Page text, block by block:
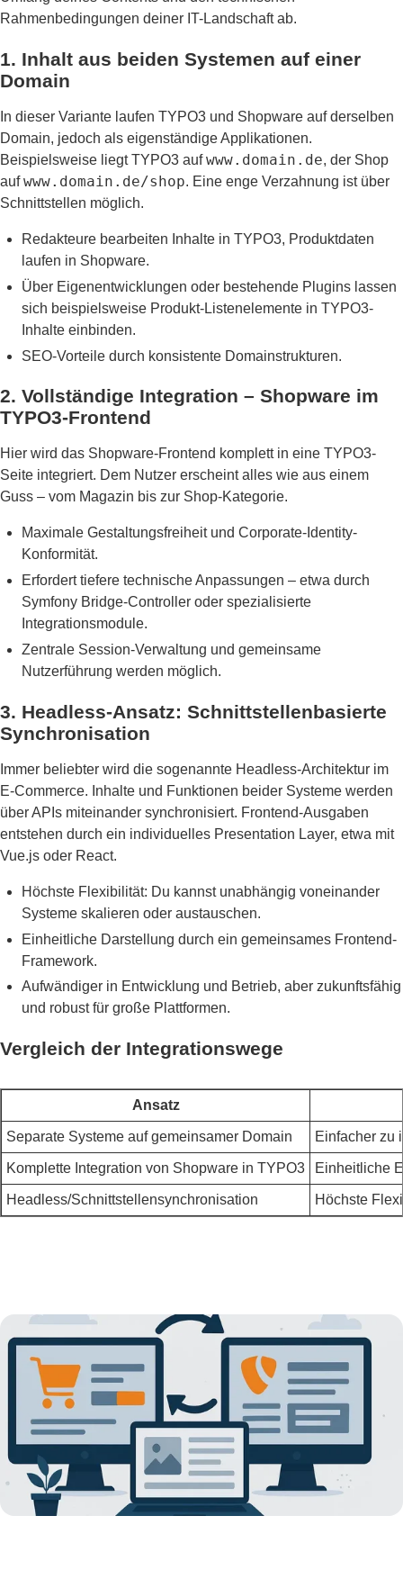
Rahmenbedingungen deiner IT-Landschaft ab.
1. Inhalt aus beiden Systemen auf einer
Domain
In dieser Variante laufen TYPO3 und Shopware auf derselben
Domain, jedoch als eigenständige Applikationen.
Beispielsweise liegt TYPO3 aufwww.domain.de, der Shop
aufwww.domain.de/shop. Eine enge Verzahnung ist über
Schnittstellen möglich.
Redakteure bearbeiten Inhalte in TYPO3, Produktdaten
laufen in Shopware.
Über Eigenentwicklungen oder bestehende Plugins lassen
sich beispielsweise Produkt-Listenelemente in TYPO3-
Inhalte einbinden.
SEO-Vorteile durch konsistente Domainstrukturen.
2. Vollständige Integration – Shopware im
TYPO3-Frontend
Hier wird das Shopware-Frontend komplett in eine TYPO3-
Seite integriert. Dem Nutzer erscheint alles wie aus einem
Guss – vom Magazin bis zur Shop-Kategorie.
Maximale Gestaltungsfreiheit und Corporate-Identity-
Konformität.
Erfordert tiefere technische Anpassungen – etwa durch
Symfony Bridge-Controller oder spezialisierte
Integrationsmodule.
Zentrale Session-Verwaltung und gemeinsame
Nutzerführung werden möglich.
3. Headless-Ansatz: Schnittstellenbasierte
Synchronisation
Immer beliebter wird die sogenannte Headless-Architektur im
E-Commerce. Inhalte und Funktionen beider Systeme werden
über APIs miteinander synchronisiert. Frontend-Ausgaben
entstehen durch ein individuelles Presentation Layer, etwa mit
Vue.js oder React.
Höchste Flexibilität: Du kannst unabhängig voneinander
Systeme skalieren oder austauschen.
Einheitliche Darstellung durch ein gemeinsames Frontend-
Framework.
Aufwändiger in Entwicklung und Betrieb, aber zukunftsfähig
und robust für große Plattformen.
Vergleich der Integrationswege
Ansatz
Separate Systeme auf gemeinsamer Domain Einfacher zu
Komplette Integration von Shopware in TYPO3 Einheitliche
Headless/Schnittstellensynchronisation Höchste